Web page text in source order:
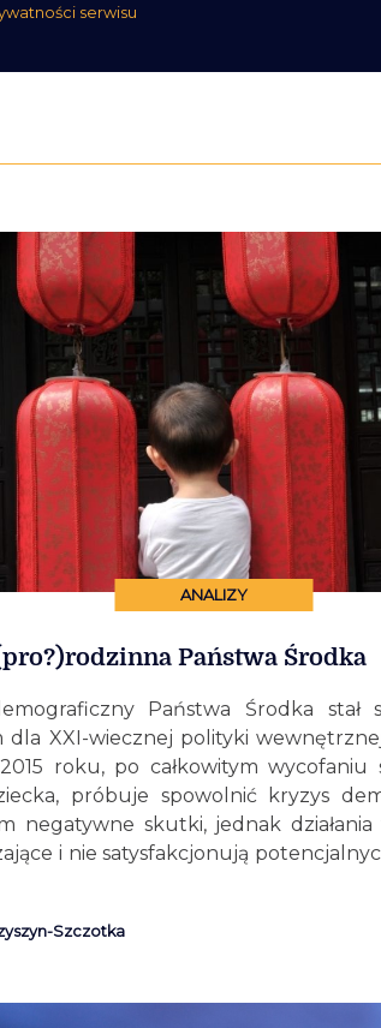
serwisu
ANALIZY
Państwa Środka
Państwa Środka stał
dla XXI-wiecznej polityki
roku, po całkowitym wycofaniu
próbuje spowolnić kryzys
negatywne skutki, jednak działania
i nie satysfakcjonują
Szczotka